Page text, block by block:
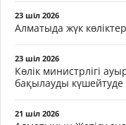
23 шіл 2026
Алматыда жүк
23 шіл 2026
Көлік министрлігі
бақылауды күшейтуде
21 шіл 2026